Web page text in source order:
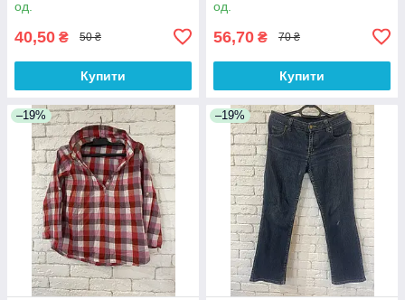
од.
40,50 ₴ 50 ₴
Купити
од.
56,70 ₴ 70 ₴
Купити
–19% –19%